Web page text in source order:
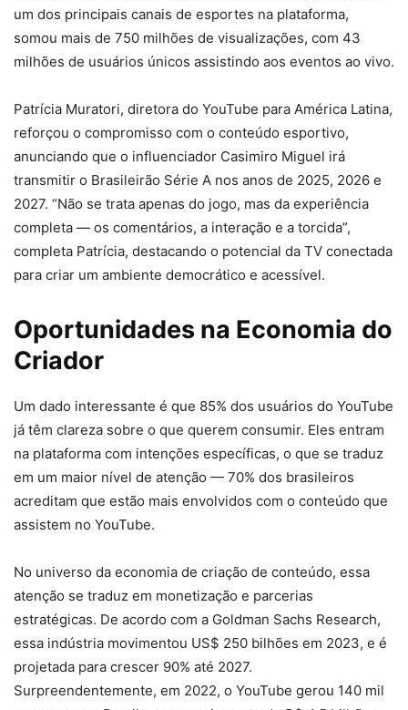
um dos principais canais de esportes na plataforma,
somou mais de 750 milhões de visualizações, com 43
milhões de usuários únicos assistindo aos eventos ao vivo.
Patrícia Muratori, diretora do YouTube para América Latina,
reforçou o compromisso com o conteúdo esportivo,
anunciando que o influenciador Casimiro Miguel irá
transmitir o Brasileirão Série A nos anos de 2025, 2026 e
2027. “Não se trata apenas do jogo, mas da experiência
completa — os comentários, a interação e a torcida”,
completa Patrícia, destacando o potencial da TV conectada
para criar um ambiente democrático e acessível.
Oportunidades na Economia do
Criador
Um dado interessante é que 85% dos usuários do YouTube
já têm clareza sobre o que querem consumir. Eles entram
na plataforma com intenções específicas, o que se traduz
em um maior nível de atenção — 70% dos brasileiros
acreditam que estão mais envolvidos com o conteúdo que
assistem no YouTube.
No universo da economia de criação de conteúdo, essa
atenção se traduz em monetização e parcerias
estratégicas. De acordo com a Goldman Sachs Research,
essa indústria movimentou US$ 250 bilhões em 2023, e é
projetada para crescer 90% até 2027.
Surpreendentemente, em 2022, o YouTube gerou 140 mil